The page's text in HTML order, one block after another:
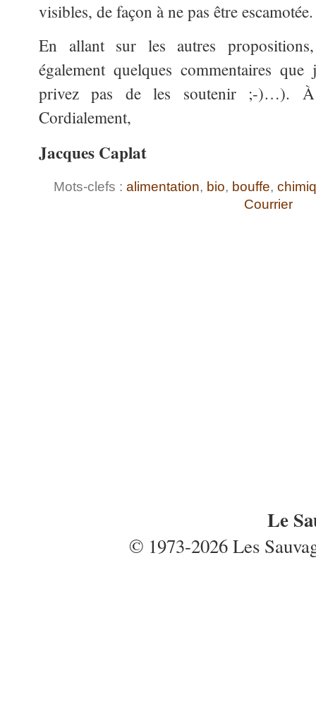
visibles, de façon à ne pas être escamotée.
En allant sur les autres
également quelques commentaires
privez pas de les soutenir ;-)…).
Cordialement,
Jacques Caplat
Mots-clefs : alimentation, bio, bouffe,
Courrier
Le
© 1973-2026 Les